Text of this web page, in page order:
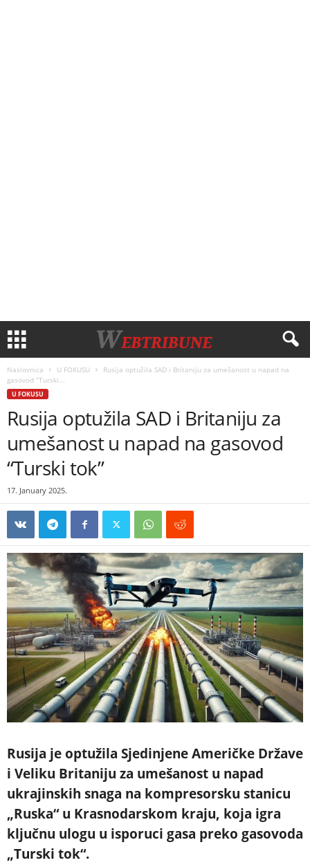
Naslovnica U FOKUSU
Rusija optužila SAD i Britaniju za umešanost u napad na
gasovod “Turski...
U FOKUSU
Rusija optužila SAD i Britaniju za
umešanost u napad na gasovod
“Turski tok”
17. January 2025.
Rusija je optužila Sjedinjene Američke Države
i Veliku Britaniju za umešanost u napad
ukrajinskih snaga na kompresorsku stanicu
„Ruska“ u Krasnodarskom kraju, koja igra
ključnu ulogu u isporuci gasa preko gasovoda
„Turski tok“.